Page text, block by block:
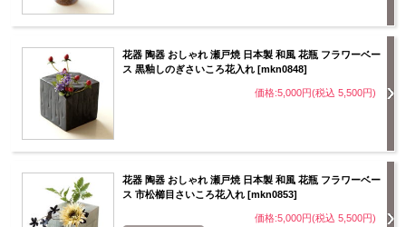
花器 陶器 おしゃれ 瀬戸焼 日本製 和風 花瓶 フラワーベー
ス 黒釉しのぎさいころ花入れ [mkn0848]
価格:5,000円(税込 5,500円)
花器 陶器 おしゃれ 瀬戸焼 日本製 和風 花瓶 フラワーベー
ス 市松櫛目さいころ花入れ [mkn0853]
価格:5,000円(税込 5,500円)